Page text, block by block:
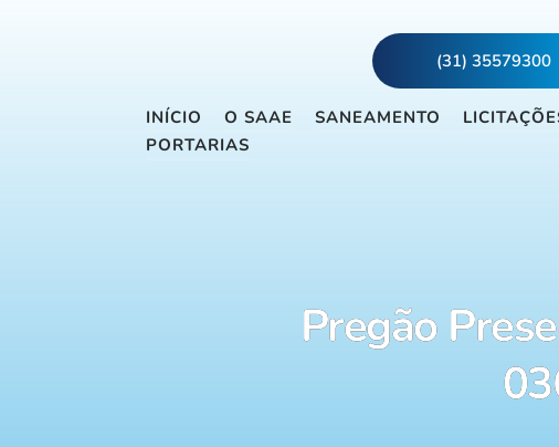
(31) 35579300
INÍCIO O SAAE SANEAMENTO
PORTARIAS
Pregão